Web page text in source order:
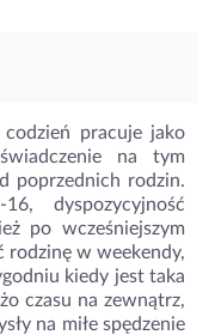
pracuje jako
na tym
poprzednich rodzin.
dyspozycyjność
po wcześniejszym
rodzinę w weekendy,
kiedy jest taka
czasu na zewnątrz,
na miłe spędzenie